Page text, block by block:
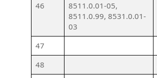
46
8511.0.01-05,
8511.0.99, 8531.0.01-
03
47
48